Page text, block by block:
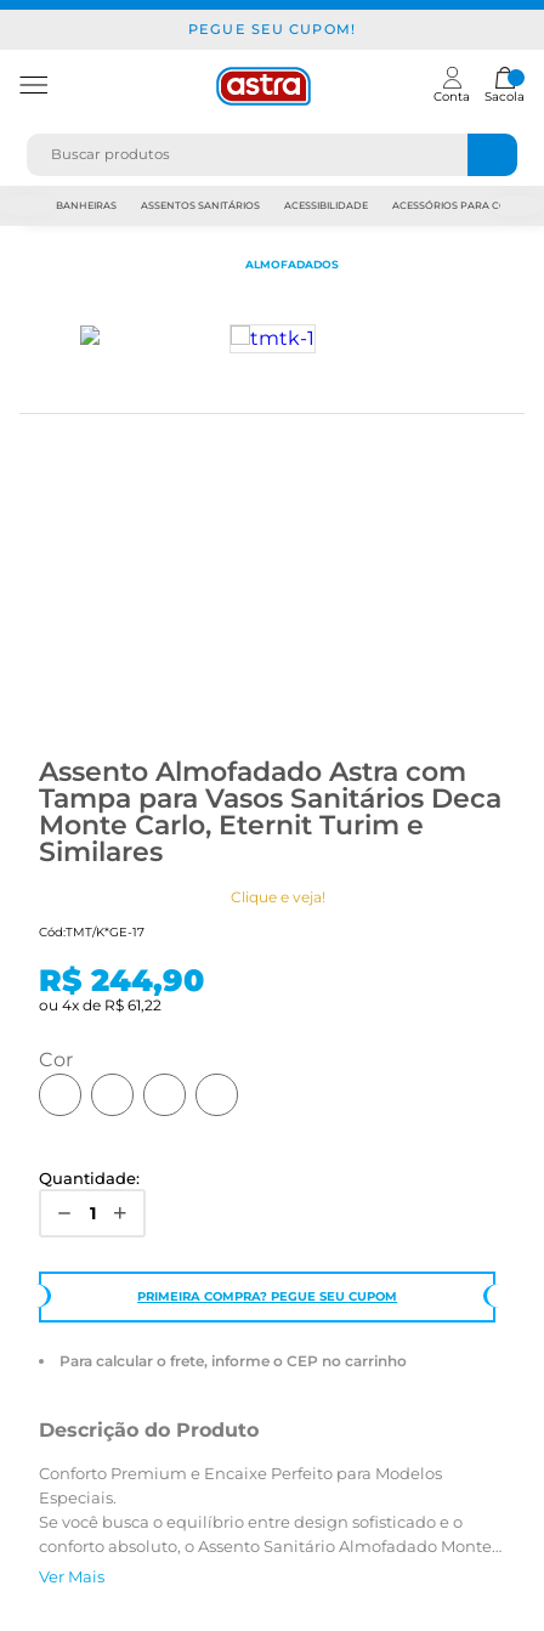
PEGUE SEU CUPOM!
Conta Sacola
BANHEIRAS ASSENTOS SANITÁRIOS ACESSIBILIDADE ACESSÓRIOS PARA
ALMOFADADOS
Assento Almofadado Astra com
Tampa para Vasos Sanitários Deca
Monte Carlo, Eternit Turim e
Similares
Clique e veja!
Cód:TMT/K*GE-17
R$ 244,90
ou 4x de R$ 61,22
cor
Quantidade:
PRIMEIRA COMPRA? PEGUE SEU CUPOM
Para calcular o frete, informe o CEP no carrinho
Descrição do Produto
Conforto Premium e Encaixe Perfeito para Modelos
Especiais.
Se você busca o equilíbrio entre design sofisticado e o
conforto absoluto, o Assento Sanitário Almofadado Monte
Carlo da Astra é a escolha ideal. Ele é confortável com uma
Ver Mais